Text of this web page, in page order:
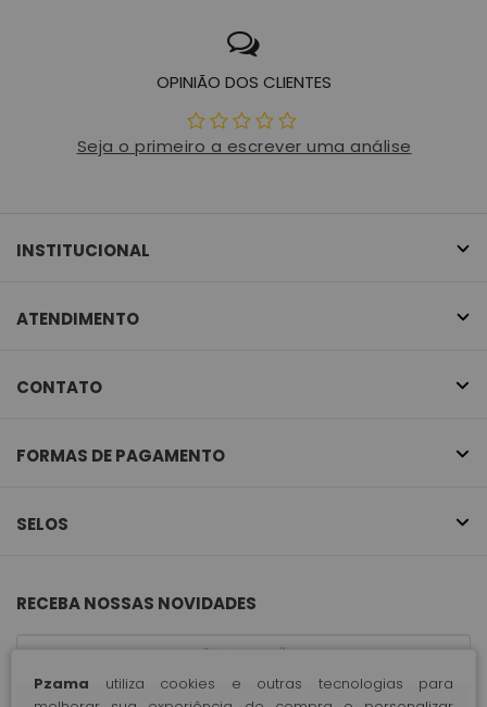
Pzama utiliza cookies e outras tecnologias para
OPINIÃO DOS CLIENTES
Seja o primeiro a escrever uma análise
INSTITUCIONAL
ATENDIMENTO
CONTATO
FORMAS DE PAGAMENTO
SELOS
RECEBA NOSSAS NOVIDADES